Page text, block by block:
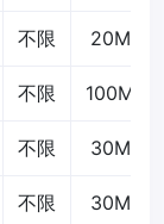
不限 20M
不限 100M
不限 30M
不限 30M